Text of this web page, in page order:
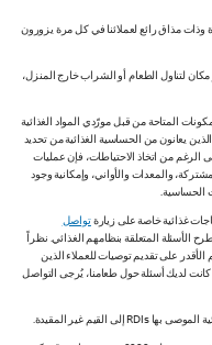
وذات مذاق رائع لعملائنا في كل مرة يزورون
مكان لتناول الطعام أو الشراب خارج المنزل،
المتاحة من قبل مورّدي المواد الغذائية
الذين يعانون من الحساسية الغذائية من تحديد
الرغم من اتخاذ الاحتياطات، فإن عمليات
والمعدات والأواني، وإمكانية وجود
الحساسية.
غذائية خاصة على زيارةتواصل
المتعلقة بنظامهم الغذائي. نظراً
الأقدر على تقديم توصيات للعملاء الذين
كانت لديك أسئلة حول طعامنا، يُرجى التواصل